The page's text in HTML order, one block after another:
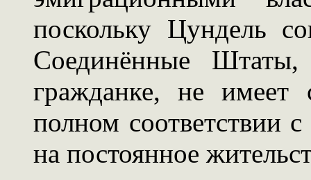
поскольку Цундель
Соединённые Штаты,
гражданке, не имеет
полном соответствии
на постоянное